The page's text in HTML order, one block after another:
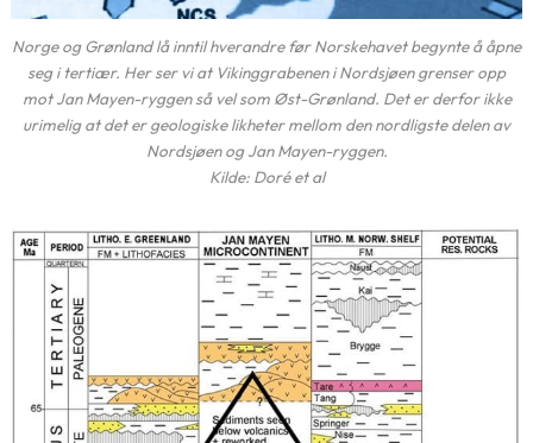
Norge og Grønland lå inntil hverandre før Norskehavet begynte å åpne
seg i tertiær. Her ser vi at Vikinggrabenen i Nordsjøen grenser opp
mot Jan Mayen-ryggen så vel som Øst-Grønland. Det er derfor ikke
urimelig at det er geologiske likheter mellom den nordligste delen av
Nordsjøen og Jan Mayen-ryggen.
Kilde: Doré et al